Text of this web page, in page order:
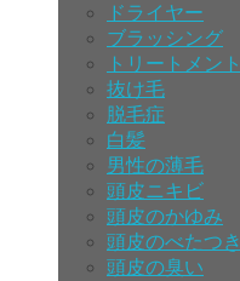
ドライヤー
ブラッシング
トリートメント
抜け毛
脱毛症
白髪
男性の薄毛
頭皮ニキビ
頭皮のかゆみ
頭皮のべたつき
頭皮の臭い